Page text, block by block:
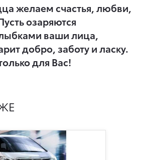
желаем счастья, любви,
озаряются
ваши лица,
добро, заботу и ласку.
для Вас!